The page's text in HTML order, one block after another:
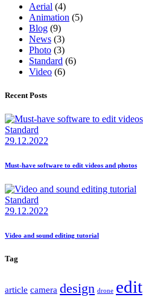
Aerial (4)
Animation (5)
Blog (9)
News (3)
Photo (3)
Standard (6)
Video (6)
Recent Posts
Standard
29.12.2022
Must-have software to edit videos and photos
Standard
29.12.2022
Video and sound editing tutorial
Tag
article camera design drone edit